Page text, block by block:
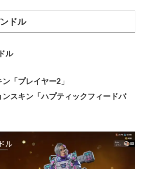
ドル
ル
「プレイヤー2」
ンスキン「ハプティックフィードバ